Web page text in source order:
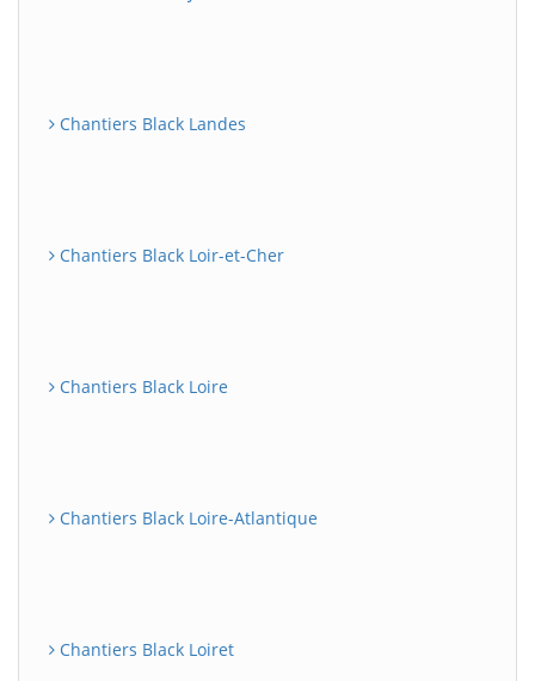
Chantiers Black Landes
Chantiers Black Loir-et-Cher
Chantiers Black Loire
Chantiers Black Loire-Atlantique
Chantiers Black Loiret